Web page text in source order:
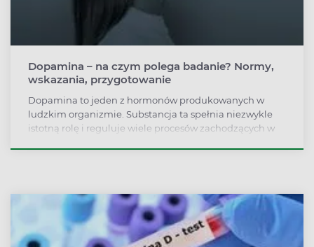
Dopamina – na czym polega badanie? Normy,
wskazania, przygotowanie
Dopamina to jeden z hormonów produkowanych w
ludzkim organizmie. Substancja ta spełnia niezwykle
istotną rolę i reguluje wiele procesów zachodzących w
sprawność funkcji poznawczych czy ogólną kontrolę
motoryczną. Oznaczenie stężenia dopaminy wykonuje
się w kierunku diagnostyki chorób neurologicznych, a
także podejrzenia zmian nowotworów. Jej niedobór